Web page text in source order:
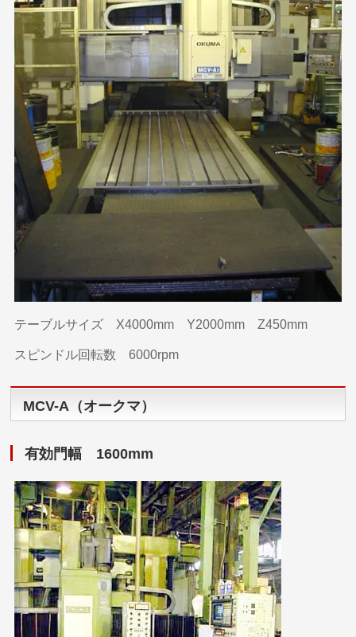
テーブルサイズ X4000mm Y2000mm Z450mm
スピンドル回転数 6000rpm
MCV-A（オークマ）
有効門幅 1600mm